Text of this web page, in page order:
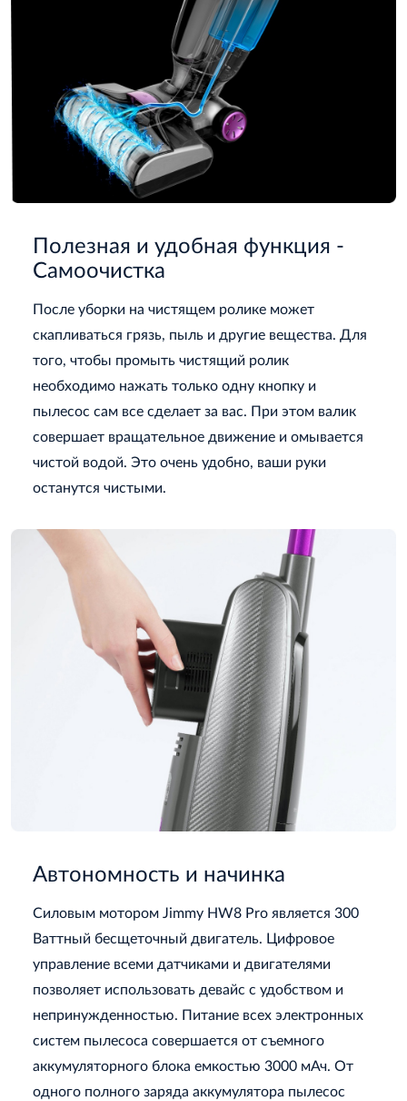
Полезная и удобная функция -
Самоочистка
После уборки на чистящем ролике может
скапливаться грязь, пыль и другие вещества. Для
того, чтобы промыть чистящий ролик
необходимо нажать только одну кнопку и
пылесос сам все сделает за вас. При этом валик
совершает вращательное движение и омывается
чистой водой. Это очень удобно, ваши руки
останутся чистыми.
Автономность и начинка
Силовым мотором Jimmy HW8 Pro является 300
Ваттный бесщеточный двигатель. Цифровое
управление всеми датчиками и двигателями
позволяет использовать девайс с удобством и
непринужденностью. Питание всех электронных
систем пылесоса совершается от съемного
аккумуляторного блока емкостью 3000 мАч. От
одного полного заряда аккумулятора пылесос